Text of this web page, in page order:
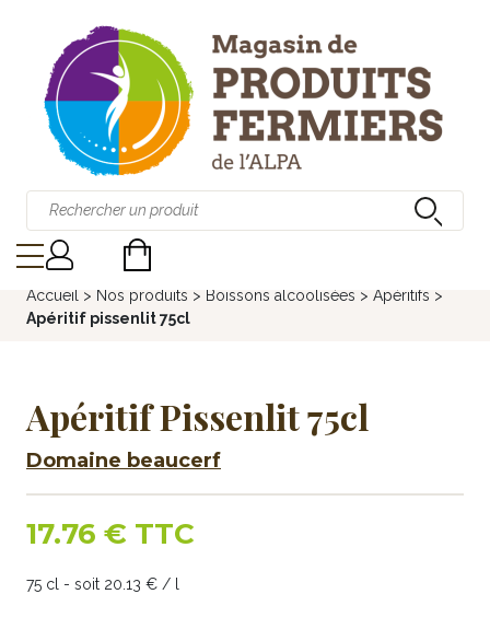
Accueil > Nos produits > Boissons alcoolisées > Apéritifs >
Apéritif pissenlit 75cl
Apéritif Pissenlit 75cl
Domaine beaucerf
17.76 € TTC
75 cl - soit 20.13 € / l